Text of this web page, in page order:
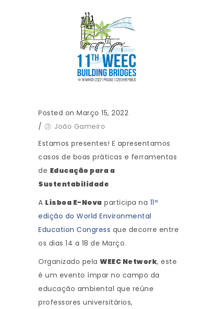
Posted on Março 15, 2022
/
João Gameiro
Estamos presentes! E apresentamos
casos de boas práticas e ferramentas
de Educação para a
Sustentabilidade
A Lisboa E-Nova participa na 11ª
edição do World Environmental
Education Congress que decorre entre
os dias 14 a 18 de Março.
Organizado pela WEEC Network, este
é um evento ímpar no campo da
educação ambiental que reúne
professores universitários,